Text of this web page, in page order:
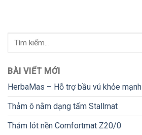
BÀI VIẾT MỚI
HerbaMas – Hỗ trợ bầu vú khỏe mạnh
Thảm ô nằm dạng tấm Stallmat
Thảm lót nền Comfortmat Z20/0